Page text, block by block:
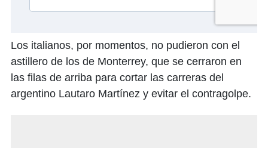
Los italianos, por momentos, no pudieron con el
astillero de los de Monterrey, que se cerraron en
las filas de arriba para cortar las carreras del
argentino Lautaro Martínez y evitar el contragolpe.